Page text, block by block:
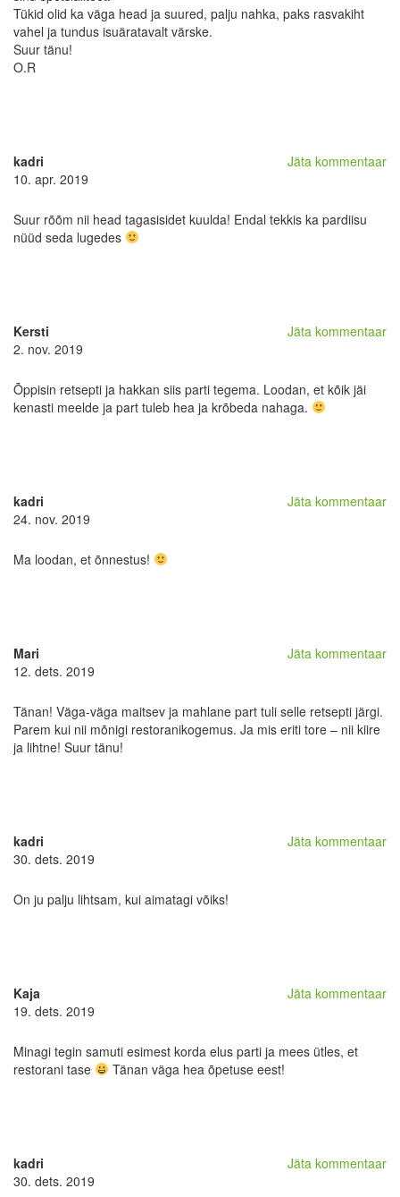
Tükid olid ka väga head ja suured, palju nahka, paks rasvakiht
vahel ja tundus isuäratavalt värske.
Suur tänu!
O.R
Jäta kommentaar
kadri
10. apr. 2019
Suur rõõm nii head tagasisidet kuulda! Endal tekkis ka pardiisu
nüüd seda lugedes
Jäta kommentaar
Kersti
2. nov. 2019
Õppisin retsepti ja hakkan siis parti tegema. Loodan, et kõik jäi
kenasti meelde ja part tuleb hea ja krõbeda nahaga.
Jäta kommentaar
kadri
24. nov. 2019
Ma loodan, et õnnestus!
Jäta kommentaar
Mari
12. dets. 2019
Tänan! Väga-väga maitsev ja mahlane part tuli selle retsepti järgi.
Parem kui nii mõnigi restoranikogemus. Ja mis eriti tore – nii kiire
ja lihtne! Suur tänu!
Jäta kommentaar
kadri
30. dets. 2019
On ju palju lihtsam, kui aimatagi võiks!
Jäta kommentaar
Kaja
19. dets. 2019
Minagi tegin samuti esimest korda elus parti ja mees ütles, et
restorani tase
Tänan väga hea õpetuse eest!
Jäta kommentaar
kadri
30. dets. 2019